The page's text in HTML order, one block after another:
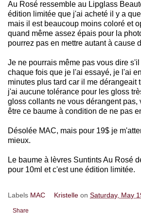
Au Rosé ressemble au Lipglass
édition limitée que j'ai acheté il y a
mais il est beaucoup moins coloré et
quand même assez épais pour la
pourrez pas en mettre autant à cause
Je ne pourrais même pas vous dire
chaque fois que je l'ai essayé, je l'ai
minutes plus tard car il me dérangeait
j'ai aucune tolérance pour les gloss
gloss collants ne vous dérangent pas,
être ce baume à condition de ne pas
Désolée MAC, mais pour 19$ je
mieux.
Le baume à lèvres Suntints Au Rosé
pour 10ml et c'est une édition limitée.
Labels MAC Kristelle onSaturday, May
Share